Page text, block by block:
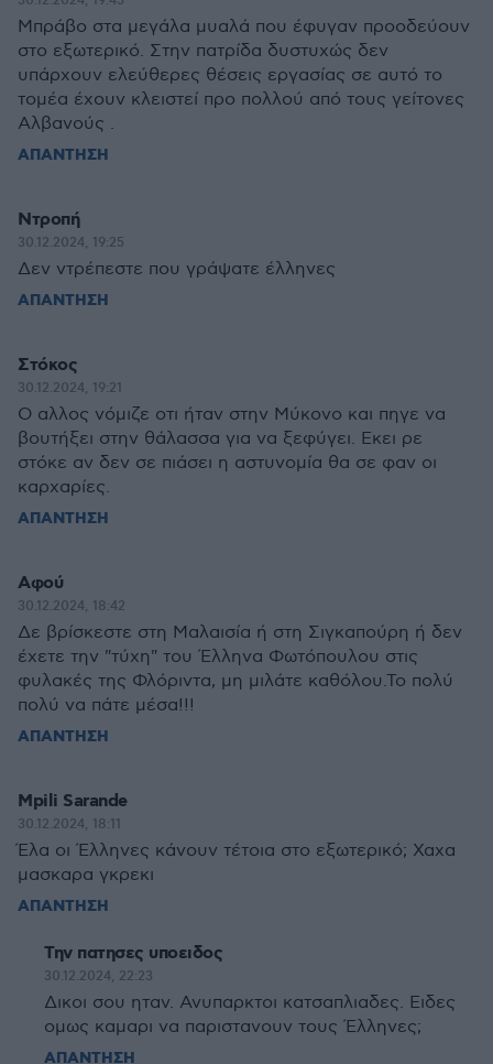
Μπράβο στα μεγάλα μυαλά που έφυγαν προοδεύουν
στο εξωτερικό. Στην πατρίδα δυστυχώς δεν
υπάρχουν ελεύθερες θέσεις εργασίας σε αυτό το
τομέα έχουν κλειστεί προ πολλού από τους γείτονες
Αλβανούς .
ΑΠΑΝΤΗΣΗ
Ντροπή
30.12.2024, 19:25
Δεν ντρέπεστε που γράψατε έλληνες
ΑΠΑΝΤΗΣΗ
Στόκος
30.12.2024, 19:21
Ο αλλος νόμιζε οτι ήταν στην Μύκονο και πηγε να
βουτήξει στην θάλασσα για να ξεφύγει. Εκει ρε
στόκε αν δεν σε πιάσει η αστυνομία θα σε φαν οι
καρχαρίες.
ΑΠΑΝΤΗΣΗ
Αφού
30.12.2024, 18:42
Δε βρίσκεστε στη Μαλαισία ή στη Σιγκαπούρη ή δεν
έχετε την "τύχη" του Έλληνα Φωτόπουλου στις
φυλακές της Φλόριντα, μη μιλάτε καθόλου.Το πολύ
πολύ να πάτε μέσα!!!
ΑΠΑΝΤΗΣΗ
Mpili Sarande
30.12.2024, 18:11
Έλα οι Έλληνες κάνουν τέτοια στο εξωτερικό; Χαχα
μασκαρα γκρεκι
ΑΠΑΝΤΗΣΗ
Την πατησες υποειδος
30.12.2024, 22:23
Δικοι σου ηταν. Ανυπαρκτοι κατσαπλιαδες. Ειδες
ομως καμαρι να παριστανουν τους Έλληνες;
ΑΠΑΝΤΗΣΗ